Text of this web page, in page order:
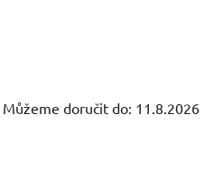
Můžeme doručit do: 11.8.2026